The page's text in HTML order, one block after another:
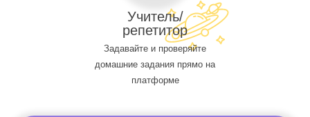
Учитель/
репетитор
Задавайте и проверяйте
домашние задания прямо на
платформе